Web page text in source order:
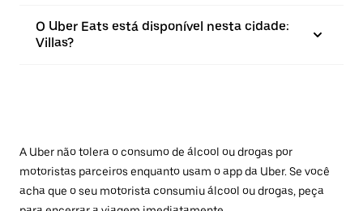
O Uber Eats está disponível nesta cidade:
Villas?
A Uber não tolera o consumo de álcool ou drogas por
motoristas parceiros enquanto usam o app da Uber. Se você
acha que o seu motorista consumiu álcool ou drogas, peça